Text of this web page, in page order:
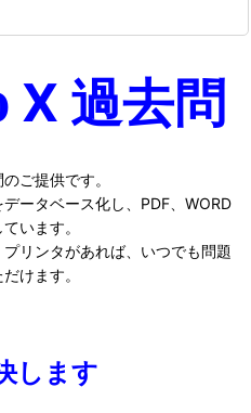
過去問
ご提供です。
ータベース化し、PDF、WORD
います。
リンタがあれば、いつでも問題
けます。
します